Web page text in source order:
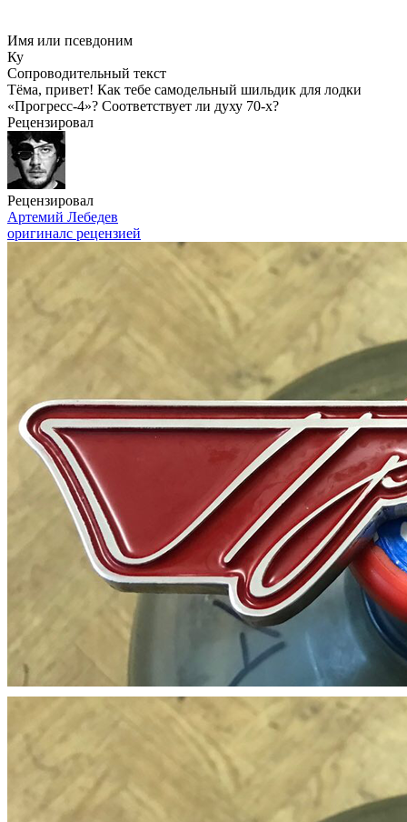
Имя или псевдоним
Ку
Сопроводительный текст
Тёма, привет! Как тебе самодельный шильдик для лодки
«Прогресс-4»? Соответствует ли духу 70-х?
Рецензировал
Рецензировал
Артемий Лебедев
оригиналс рецензией